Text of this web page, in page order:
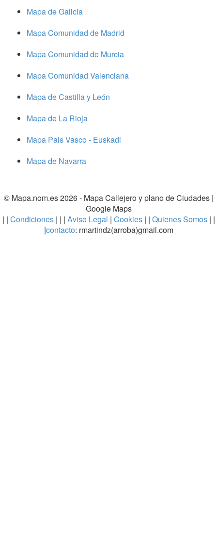
Mapa de Galicia
Mapa Comunidad de Madrid
Mapa Comunidad de Murcia
Mapa Comunidad Valenciana
Mapa de Castilla y León
Mapa de La Rioja
Mapa Pais Vasco - Euskadi
Mapa de Navarra
© Mapa.nom.es 2026 - Mapa Callejero y plano de Ciudades|
Google Maps
| | Condiciones| | | Aviso Legal | Cookies | | Quienes Somos | |
|contacto: rmartindz(arroba)gmail.com